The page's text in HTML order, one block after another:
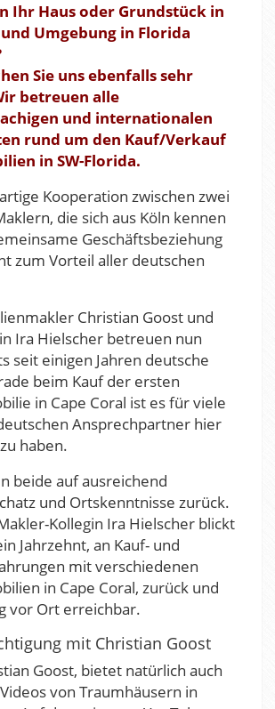
Ihr Haus oder Grundstück in
Umgebung in Florida
Sie uns ebenfalls sehr
betreuen alle
und internationalen
rund um den Kauf/Verkauf
in SW-Florida.
Kooperation zwischen zwei
die sich aus Köln kennen
Geschäftsbeziehung
zum Vorteil aller deutschen
Christian Goost und
Ira Hielscher betreuen nun
seit einigen Jahren deutsche
beim Kauf der ersten
in Cape Coral ist es für viele
Ansprechpartner hier
haben.
beide auf ausreichend
und Ortskenntnisse zurück.
Kollegin Ira Hielscher blickt
Jahrzehnt, an Kauf- und
mit verschiedenen
in Cape Coral, zurück und
vor Ort erreichbar.
mit Christian Goost
Goost, bietet natürlich auch
von Traumhäusern in